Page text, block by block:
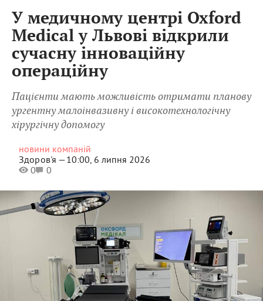
У медичному центрі Oxford
Medical у Львові відкрили
сучасну інноваційну
операційну
Пацієнти мають можливість отримати планову
ургентну малоінвазивну і високотехнологічну
хірургічну допомогу
новини компаній
Здоров'я —10:00, 6 липня 2026
0
0